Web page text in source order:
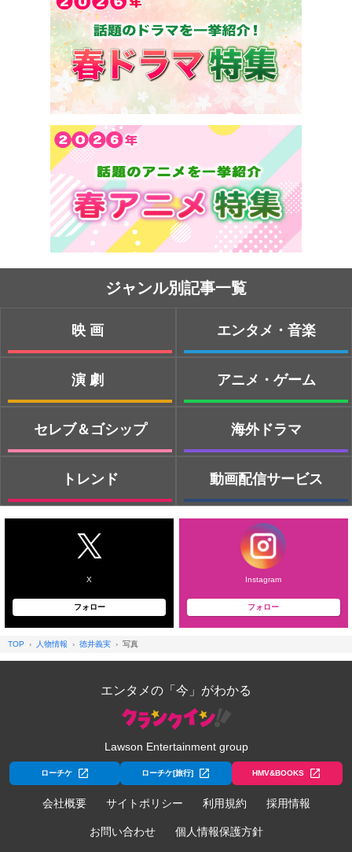
ジャンル別記事一覧
映画
演劇
セレブ＆ゴシップ
トレンド
エンタメ・音楽
アニメ・ゲーム
海外ドラマ
動画配信サービス
X
フォロー
Instagram
フォロー
TOP 人物情報 徳井義実 写真
エンタメの「今」がわかる
Lawson Entertainment group
ローチケ ローチケ[旅行] HMV&BOOKS
会社概要 サイトポリシー 利用規約 採用情報
お問い合わせ 個人情報保護方針